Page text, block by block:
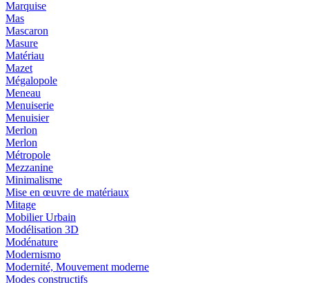
Marquise
Mas
Mascaron
Masure
Matériau
Mazet
Mégalopole
Meneau
Menuiserie
Menuisier
Merlon
Merlon
Métropole
Mezzanine
Minimalisme
Mise en œuvre de matériaux
Mitage
Mobilier Urbain
Modélisation 3D
Modénature
Modernismo
Modernité, Mouvement moderne
Modes constructifs